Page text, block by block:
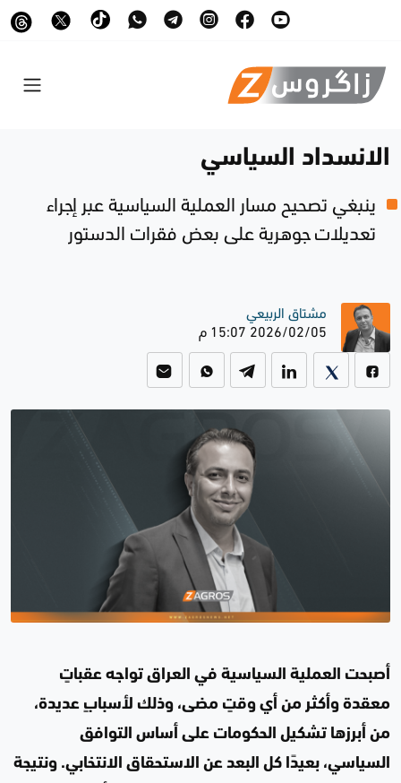
الانسداد السياسي
ينبغي تصحيح مسار العملية السياسية عبر إجراء
تعديلات جوهرية على بعض فقرات الدستور
مشتاق الربيعي
2026/02/05 15:07 م
أصبحت العملية السياسية في العراق تواجه عقباتٍ
معقدة وأكثر من أي وقتٍ مضى، وذلك لأسبابٍ عديدة،
من أبرزها تشكيل الحكومات على أساس التوافق
السياسي، بعيدًا كل البعد عن الاستحقاق الانتخابي. ونتيجة